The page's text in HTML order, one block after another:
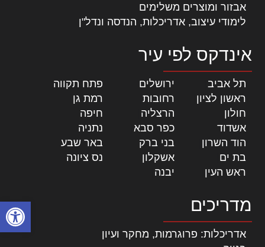
פתח
אבזור ומוצרים משלימים
לימודי עיצוב, אדריכלות, הנדסה ונדל"ן
אינדקס לפי עיר
תל אביב ירושלים פתח תקווה
ראשון לציון
רחובות רמת גן
חולון
הרצליה חיפה
אשדוד
כפר סבא נתניה
הוד השרון
בני ברק באר שבע
בת ים
אשקלון נס ציונה
ראש העין
יבנה
מדריכים
אדריכלות: פרוגרמות, מחקר ועיון